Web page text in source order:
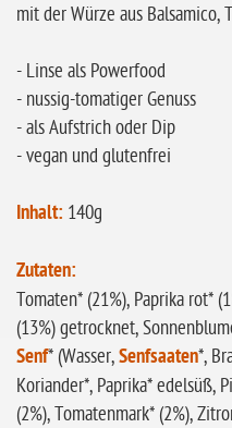
ohne Palmöl
mit der Würze aus Balsamico,
- Linse als Powerfood
- nussig-tomatiger Genuss
- als Aufstrich oder Dip
- vegan und glutenfrei
Inhalt: 140g
Zutaten:
Tomaten* (21%), Paprika rot*
(13%) getrocknet,
Senf* (Wasser,Senfsaaten*,
Koriander*, Paprika* edelsüß,
(2%), Tomatenmark* (2%),